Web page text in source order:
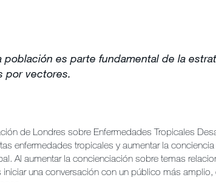
población es parte fundamental de la
por vectores.
de Londres sobre Enfermedades Tropicales
enfermedades tropicales y aumentar la
Al aumentar la concienciación sobre temas
una conversación con un público más